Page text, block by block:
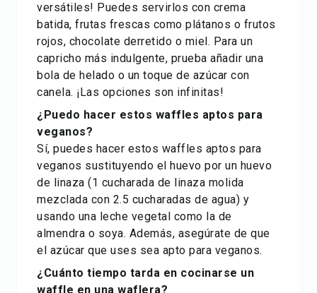
versátiles! Puedes servirlos con crema
batida, frutas frescas como plátanos o frutos
rojos, chocolate derretido o miel. Para un
capricho más indulgente, prueba añadir una
bola de helado o un toque de azúcar con
canela. ¡Las opciones son infinitas!
¿Puedo hacer estos waffles aptos para
veganos?
Sí, puedes hacer estos waffles aptos para
veganos sustituyendo el huevo por un huevo
de linaza (1 cucharada de linaza molida
mezclada con 2.5 cucharadas de agua) y
usando una leche vegetal como la de
almendra o soya. Además, asegúrate de que
el azúcar que uses sea apto para veganos.
¿Cuánto tiempo tarda en cocinarse un
waffle en una waflera?